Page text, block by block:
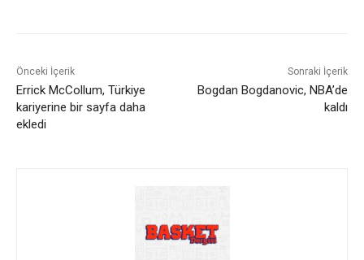
Önceki İçerik
Errick McCollum, Türkiye
kariyerine bir sayfa daha
ekledi
Sonraki İçerik
Bogdan Bogdanovic, NBA’de
kaldı